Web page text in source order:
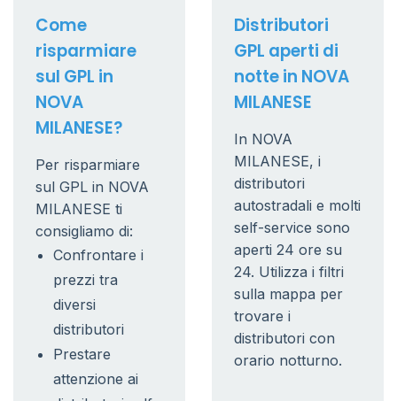
Come
risparmiare
sul GPL in
NOVA
MILANESE?
Per risparmiare
sul GPL in NOVA
MILANESE ti
consigliamo di:
Confrontare i
prezzi tra
diversi
distributori
Prestare
attenzione ai
Distributori
GPL aperti di
notte in NOVA
MILANESE
In NOVA
MILANESE, i
distributori
autostradali e molti
self-service sono
aperti 24 ore su
24. Utilizza i filtri
sulla mappa per
trovare i
distributori con
orario notturno.